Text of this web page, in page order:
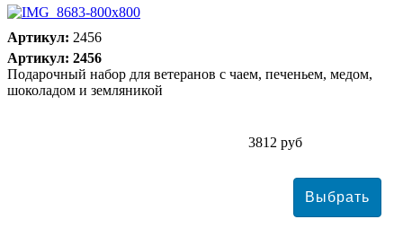
Артикул: 2456
Артикул: 2456
Подарочный набор для ветеранов с чаем, печеньем, медом,
шоколадом и земляникой
3812 руб